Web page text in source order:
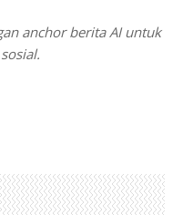
anchor berita AI untuk